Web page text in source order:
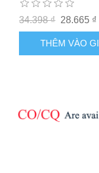
34.398 ₫ 28.665 ₫
THÊM VÀO